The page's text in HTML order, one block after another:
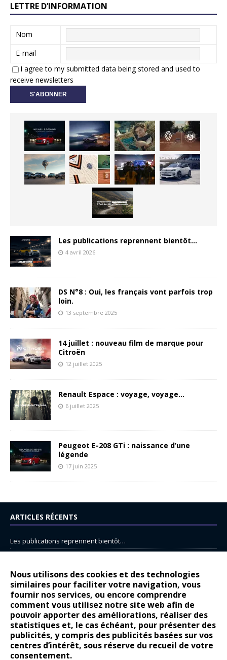
Nous utilisons des cookies et des technologies
similaires pour faciliter votre navigation, vous
fournir nos services, ou encore comprendre
comment vous utilisez notre site web afin de
pouvoir apporter des améliorations, réaliser des
statistiques et, le cas échéant, pour présenter des
publicités, y compris des publicités basées sur vos
centres d’intérêt, sous réserve du recueil de votre
consentement.
LETTRE D’INFORMATION
Nom
E-mail
I agree to my submitted data being stored and used to
receive newsletters
Les publications reprennent bientôt…
4 avril 2026
DS N°8 : Oui, les français vont parfois trop
loin.
13 septembre 2025
14 juillet : nouveau film de marque pour
Citroën
12 juillet 2025
Renault Espace : voyage, voyage…
6 juillet 2025
Peugeot E-208 GTi : naissance d’une
légende
17 juin 2025
ARTICLES RÉCENTS
Les publications reprennent bientôt…
14 juillet : nouveau film de marque pour Citroën
Renault Espace : voyage, voyage…
Peugeot E-208 GTi : naissance d’une légende
COMMENTAIRES RÉCENTS
Bernard DardartdansDacia Sandero : pour les gens vrais